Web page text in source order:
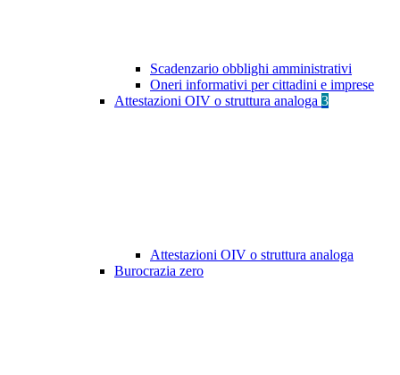
Scadenzario obblighi amministrativi
Oneri informativi per cittadini e imprese
Attestazioni OIV o struttura analoga 3
Attestazioni OIV o struttura analoga
Burocrazia zero